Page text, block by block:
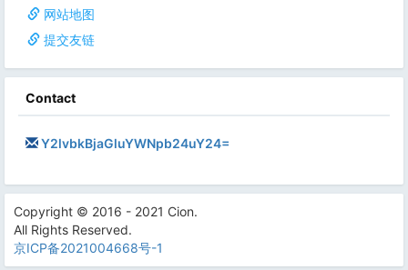
网站地图
提交友链
Contact
Y2lvbkBjaGluYWNpb24uY24=
Copyright © 2016 - 2021 Cion.
All Rights Reserved.
京ICP备2021004668号-1